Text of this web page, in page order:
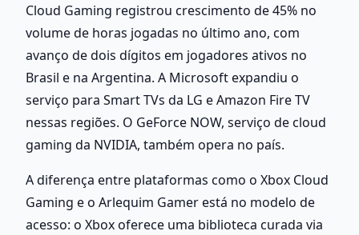
Cloud Gaming registrou crescimento de 45% no
volume de horas jogadas no último ano, com
avanço de dois dígitos em jogadores ativos no
Brasil e na Argentina. A Microsoft expandiu o
serviço para Smart TVs da LG e Amazon Fire TV
nessas regiões. O GeForce NOW, serviço de cloud
gaming da NVIDIA, também opera no país.
A diferença entre plataformas como o Xbox Cloud
Gaming e o Arlequim Gamer está no modelo de
acesso: o Xbox oferece uma biblioteca curada via